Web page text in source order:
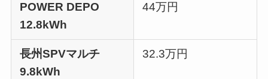
POWER DEPO
12.8kWh
44万円
長州SPVマルチ
9.8kWh
32.3万円